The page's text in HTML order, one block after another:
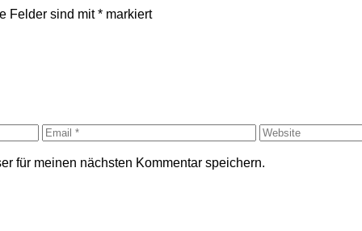
Felder sind mit* markiert
für meinen nächsten Kommentar speichern.